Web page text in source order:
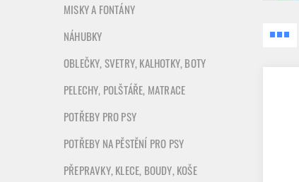
MISKY A FONTÁNY
NÁHUBKY
OBLEČKY, SVETRY, KALHOTKY, BOTY
PELECHY, POLŠTÁŘE, MATRACE
POTŘEBY PRO PSY
POTŘEBY NA PĚSTĚNÍ PRO PSY
PŘEPRAVKY, KLECE, BOUDY, KOŠE